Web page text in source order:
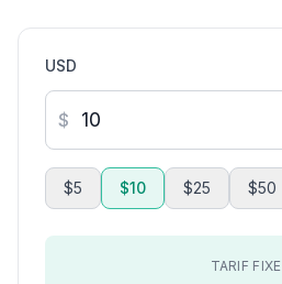
USD
$
$5 $10 $25 $50
TARIF FIXE